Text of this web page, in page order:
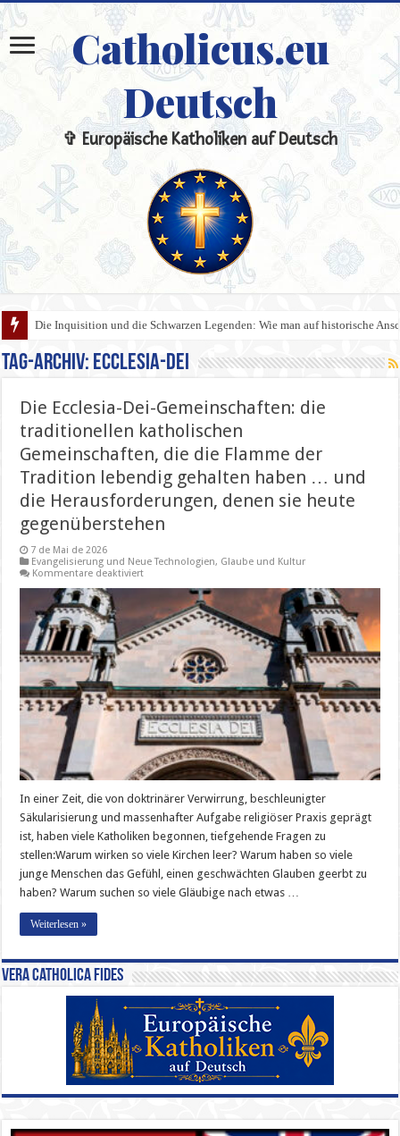
Catholicus.eu
Deutsch
✞ Europäische Katholiken auf Deutsch
Die Inquisition und die Schwarzen Legenden: Wie man auf historische
Tag-Archiv: Ecclesia-Dei
Die Ecclesia-Dei-Gemeinschaften: die
traditionellen katholischen
Gemeinschaften, die die Flamme der
Tradition lebendig gehalten haben … und
die Herausforderungen, denen sie heute
gegenüberstehen
7 de Mai de 2026
Evangelisierung und Neue Technologien, Glaube und Kultur
Kommentare deaktiviertfür
Gemeinschaften:
die
traditionellen
katholischen
Gemeinschaften,
die
Flamme
der
Tradition
lebendig
gehalten
haben
…
und
die
Herausforderungen,
denen
heute
gegenüberstehen
In einer Zeit, die von doktrinärer Verwirrung, beschleunigter
Säkularisierung und massenhafter Aufgabe religiöser Praxis geprägt
ist, haben viele Katholiken begonnen, tiefgehende Fragen zu
stellen:Warum wirken so viele Kirchen leer? Warum haben so viele
junge Menschen das Gefühl, einen geschwächten Glauben geerbt zu
haben? Warum suchen so viele Gläubige nach etwas …
Weiterlesen »
Vera Catholica Fides